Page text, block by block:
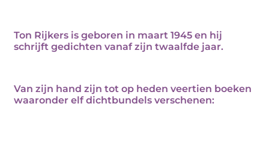
Ton Rijkers is geboren in maart 1945 en hij
schrijft gedichten vanaf zijn twaalfde jaar.
Van zijn hand zijn tot op heden veertien boeken
waaronder elf dichtbundels verschenen: